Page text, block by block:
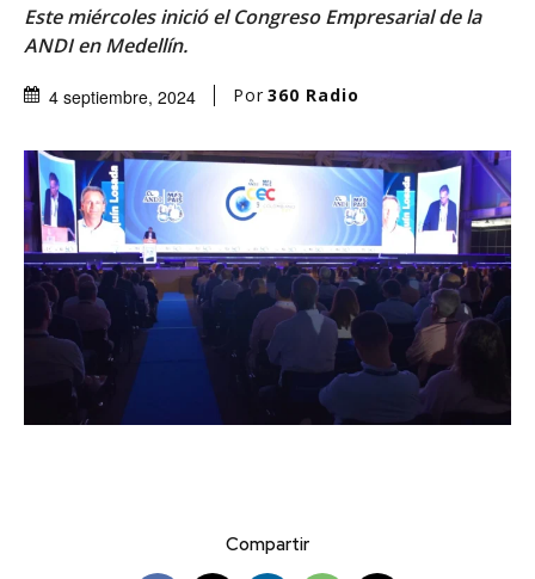
Este miércoles inició el Congreso Empresarial de la
ANDI en Medellín.
4 septiembre, 2024 Por 360 Radio
Compartir